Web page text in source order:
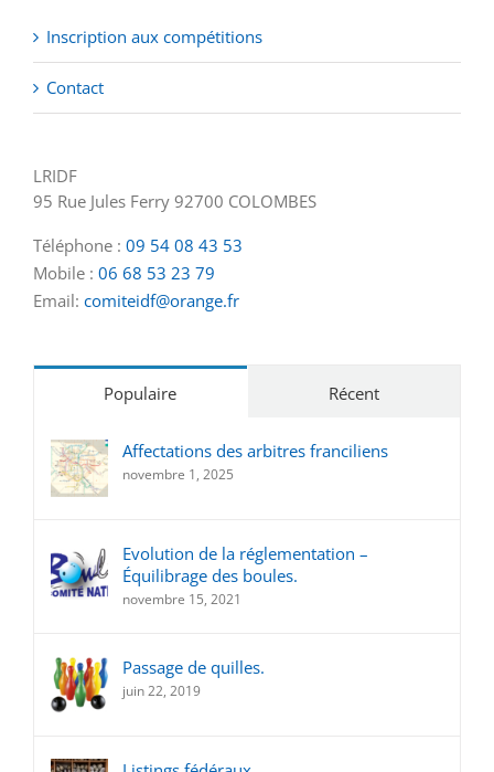
Inscription aux compétitions
Contact
LRIDF
95 Rue Jules Ferry 92700 COLOMBES
Téléphone : 09 54 08 43 53
Mobile : 06 68 53 23 79
Email: comiteidf@orange.fr
Populaire Récent
Affectations des arbitres franciliens
novembre 1, 2025
Evolution de la réglementation –
Équilibrage des boules.
novembre 15, 2021
Passage de quilles.
juin 22, 2019